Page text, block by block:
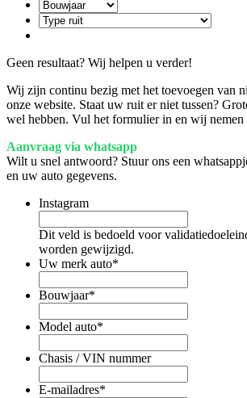
Geen resultaat? Wij helpen u verder!
Wij zijn continu bezig met het toevoegen van
onze website. Staat uw ruit er niet tussen?
wel hebben. Vul het formulier in en wij nemen
Aanvraag via whatsapp
Wilt u snel antwoord? Stuur ons een
en uw auto gegevens.
Instagram
Dit veld is bedoeld voor
worden gewijzigd.
Uw merk auto*
Bouwjaar*
Model auto*
Chasis / VIN nummer
E-mailadres*